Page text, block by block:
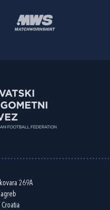
269A
Croatia